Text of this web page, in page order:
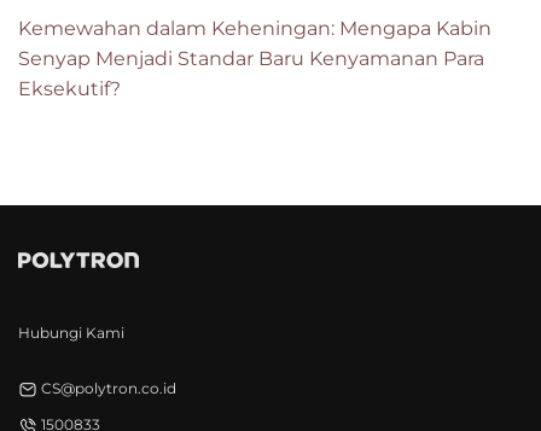
Kemewahan dalam Keheningan: Mengapa Kabin
Senyap Menjadi Standar Baru Kenyamanan Para
Eksekutif?
Hubungi Kami
CS@polytron.co.id
1500833